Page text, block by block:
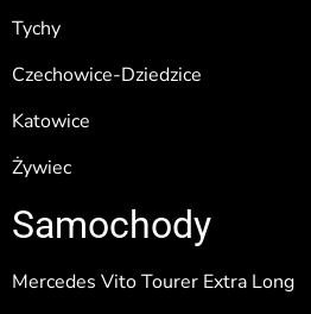
Tychy
Czechowice-Dziedzice
Katowice
Żywiec
Samochody
Mercedes Vito Tourer Extra Long